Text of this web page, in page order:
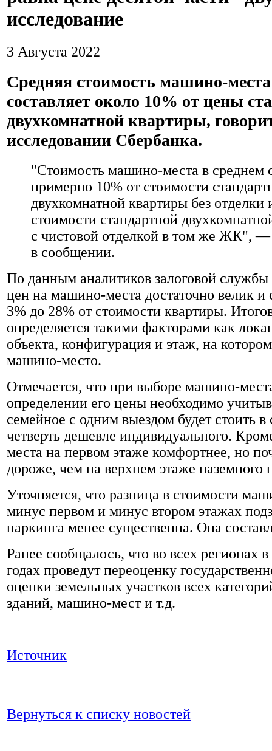
исследование
3 Августа 2022
Средняя стоимость машино-
составляет около 10% от цены
двухкомнатной квартиры,
исследовании Сбербанка.
"Стоимость машино-места в среднем
примерно 10% от стоимости
двухкомнатной квартиры без отделки
стоимости стандартной
с чистовой отделкой в том же ЖК", —
в сообщении.
По данным аналитиков залоговой службы
цен на машино-места достаточно велик и
3% до 28% от стоимости квартиры.
определяется такими факторами как
объекта, конфигурация и этаж, на
машино-место.
Отмечается, что при выборе машино-
определении его цены необходимо
семейное с одним выездом будет стоить в
четверть дешевле индивидуального.
места на первом этаже комфортнее, но
дороже, чем на верхнем этаже наземного
Уточняется, что разница в стоимости
минус первом и минус втором этажах
паркинга менее существенна. Она
Ранее сообщалось, что во всех регионах
годах проведут переоценку
оценки земельных участков всех
зданий, машино-мест и т.д.
Источник
Вернуться к списку новостей